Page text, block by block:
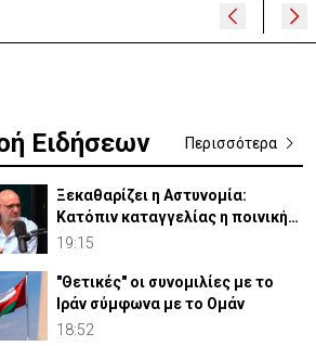
Ειδήσεων Περισσότερα
Ξεκαθαρίζει η Αστυνομία:
Κατόπιν καταγγελίας η ποινική
έρευνα κατά Δρουσιώτη
19:15
"Θετικές" οι συνομιλίες με το
Ιράν σύμφωνα με το Ομάν
18:52